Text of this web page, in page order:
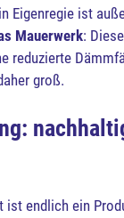
Eigenregie ist
Mauerwerk:
reduzierte
groß.
ist endlich ein